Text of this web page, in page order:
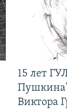
15 лет
Виктора